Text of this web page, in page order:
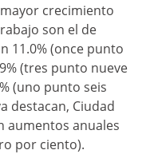
crecimiento
son el de
11.0% (once punto
(tres punto nueve
(uno punto seis
destacan, Ciudad
aumentos anuales
por ciento).